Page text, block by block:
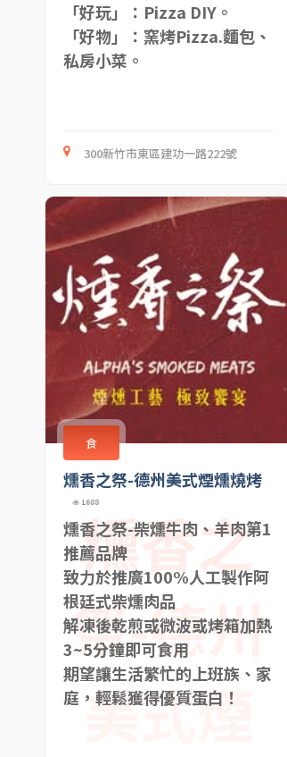
「好玩」：Pizza DIY。
「好物」：窯烤Pizza.麵包、
私房小菜。
300新竹市東區建功一路222號
食
燻香之祭-德州美式煙燻燒烤
1688
燻香之
祭-德州
美式煙
燻香之祭-柴燻牛肉、羊肉第1
推薦品牌
致力於推廣100%人工製作阿
根廷式柴燻肉品
解凍後乾煎或微波或烤箱加熱
3~5分鐘即可食用
期望讓生活繁忙的上班族、家
庭，輕鬆獲得優質蛋白！